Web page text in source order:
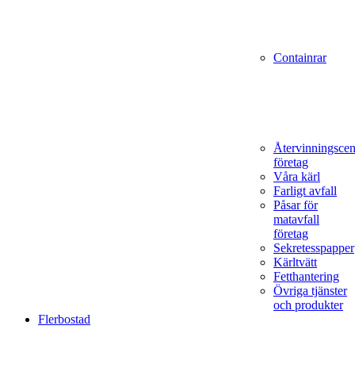
Containrar
företag
Våra kärl
Farligt avfall
Påsar för
matavfall
företag
Sekretesspapper
Kärltvätt
Fetthantering
Övriga tjänster
och produkter
Flerbostad